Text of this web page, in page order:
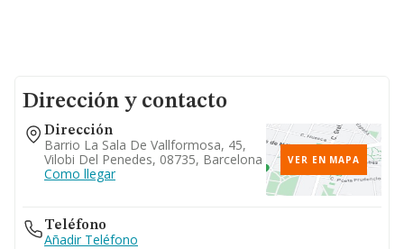
Dirección y contacto
Dirección
Barrio La Sala De Vallformosa, 45,
Vilobi Del Penedes, 08735, Barcelona
Como llegar
VER EN MAPA
Teléfono
Añadir Teléfono